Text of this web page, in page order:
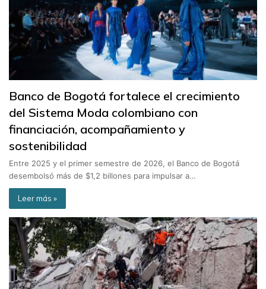
Banco de Bogotá fortalece el crecimiento
del Sistema Moda colombiano con
financiación, acompañamiento y
sostenibilidad
Entre 2025 y el primer semestre de 2026, el Banco de Bogotá
desembolsó más de $1,2 billones para impulsar a…
Leer más »